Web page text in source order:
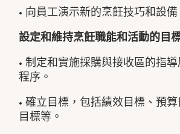
• 向員工演示新的烹飪技巧和設備
設定和維持烹飪職能和活動的目
• 制定和實施採購與接收區的指導
程序。
• 確立目標，包括績效目標、預
目標等。